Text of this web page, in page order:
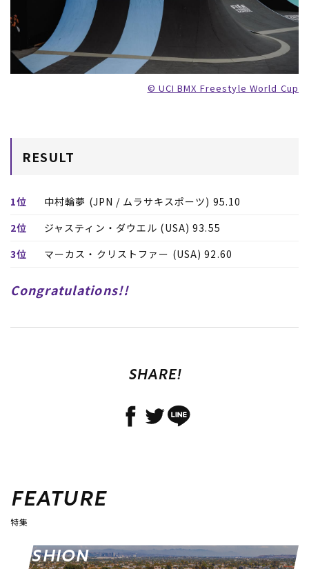
1位
中村輪夢 (JPN / ムラサキスポーツ) 95.10
2位
ジャスティン・ダウエル (USA) 93.55
3位
マーカス・クリストファー (USA) 92.60
Congratulations!!
SHARE!
FEATURE
特集
FASHION